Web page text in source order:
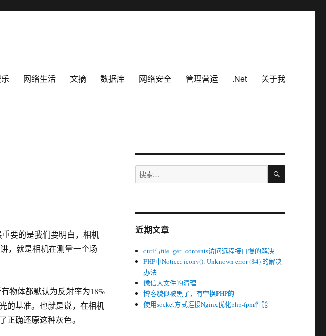
网络生活 文摘 数据库 网络安全 管理营运 .Net 关于我
要的是我们要明白，相机
，就是相机在测量一个场
物体都默认为反射率为18%
的基准。也就是说，在相机
正确还原这种灰色。
搜
索：
搜
近期文章
curl与file_get_contents访问远程接口慢的解决
PHP中Notice: iconv(): Unknown error (84) 的解决
办法
微信大文件的清理
博客貌似被黑了，有空换PHP的
使用socket方式连接Nginx优化php-fpm性能